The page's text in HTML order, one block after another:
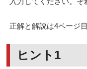
正解と解説は4ページ
ヒント1